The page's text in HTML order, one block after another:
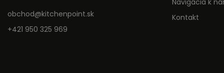
obchod@kitchenpoint.sk
+421 950 325 969
Navigácia k
Kontakt